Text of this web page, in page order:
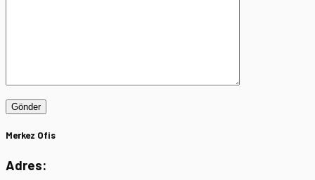
Gönder
Merkez Ofis
Adres: